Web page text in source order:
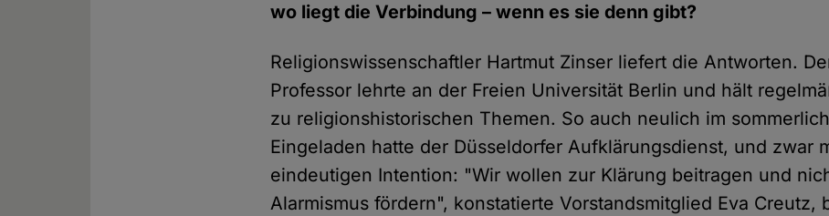
wo liegt die Verbindung – wenn es sie denn gibt?
Religionswissenschaftler Hartmut Zinser liefert die Antworten.
Professor lehrte an der Freien Universität Berlin und hält
zu religionshistorischen Themen. So auch neulich im
Eingeladen hatte der Düsseldorfer Aufklärungsdienst, und zwar
eindeutigen Intention: "Wir wollen zur Klärung beitragen und
Alarmismus fördern", konstatierte Vorstandsmitglied Eva Creutz,